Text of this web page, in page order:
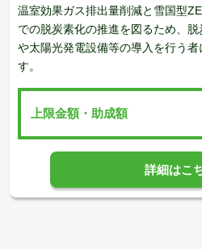
温室効果ガス排出量削減と雪国型
での脱炭素化の推進を図るため、
や太陽光発電設備等の導入を行う
す。
上限金額・助成額
詳細はこ